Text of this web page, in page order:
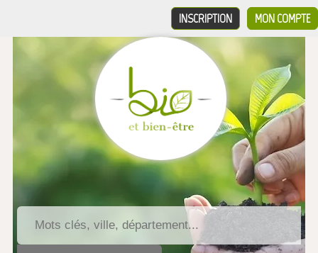
MON COMPTE
INSCRIPTION